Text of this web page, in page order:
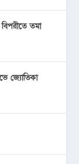
তমা
জ্যোতিকা